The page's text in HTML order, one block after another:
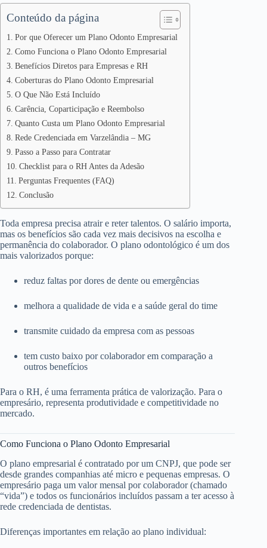
Conteúdo da página
Por que Oferecer um Plano Odonto Empresarial
Como Funciona o Plano Odonto Empresarial
Benefícios Diretos para Empresas e RH
Coberturas do Plano Odonto Empresarial
O Que Não Está Incluído
Carência, Coparticipação e Reembolso
Quanto Custa um Plano Odonto Empresarial
Rede Credenciada em Varzelândia – MG
Passo a Passo para Contratar
Checklist para o RH Antes da Adesão
Perguntas Frequentes (FAQ)
Conclusão
Toda empresa precisa atrair e reter talentos. O salário importa,
mas os benefícios são cada vez mais decisivos na escolha e
permanência do colaborador. O plano odontológico é um dos
mais valorizados porque:
reduz faltas por dores de dente ou emergências
melhora a qualidade de vida e a saúde geral do time
transmite cuidado da empresa com as pessoas
tem custo baixo por colaborador em comparação a
outros benefícios
Para o RH, é uma ferramenta prática de valorização. Para o
empresário, representa produtividade e competitividade no
mercado.
Como Funciona o Plano Odonto Empresarial
O plano empresarial é contratado por um CNPJ, que pode ser
desde grandes companhias até micro e pequenas empresas. O
empresário paga um valor mensal por colaborador (chamado
“vida”) e todos os funcionários incluídos passam a ter acesso à
rede credenciada de dentistas.
Diferenças importantes em relação ao plano individual: